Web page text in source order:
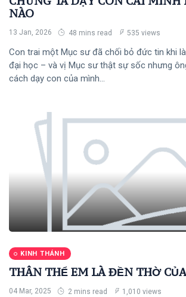
NÀO
13 Jan, 2026 48 mins read 535 views
Con trai một Mục sư đã chối bỏ đức tin khi
đại học – và vị Mục sư thật sự sốc nhưng
cách dạy con của mình...
KINH THÁNH
THÂN THỂ EM LÀ ĐỀN THỜ
04 Mar, 2025 2 mins read 1,010 views